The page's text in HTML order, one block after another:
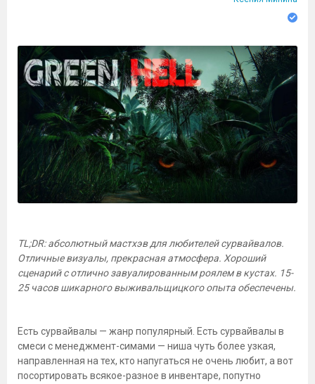
TL;DR: абсолютный мастхэв для любителей сурвайвалов.
Отличные визуалы, прекрасная атмосфера. Хороший
сценарий с отлично завуалированным роялем в кустах. 15-
25 часов шикарного выживальщицкого опыта обеспечены.
Есть сурвайвалы — жанр популярный. Есть сурвайвалы в
смеси с менеджмент-симами — ниша чуть более узкая,
направленная на тех, кто напугаться не очень любит, а вот
посортировать всякое-разное в инвентаре, попутно